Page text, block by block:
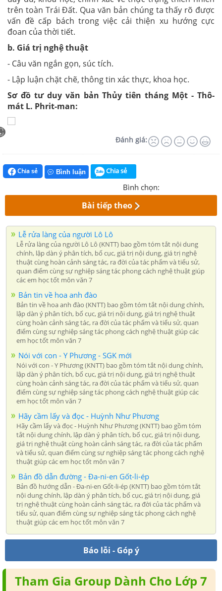
trên toàn Trái Đất. Qua văn bản chúng ta thấy rõ được
vấn đề cấp bách trong việc cải thiện xu hướng cực
đoan của thời tiết.
b. Giá trị nghệ thuật
- Câu văn ngắn gọn, súc tích.
- Lập luận chặt chẽ, thông tin xác thực, khoa học.
Sơ đồ tư duy văn bản Thủy tiên tháng Một - Thô-
mát L. Phrit-man:
Đánh giá:
Chia sẻ Bình luận Chia sẻ
Bình chọn:
Bài tiếp theo
Lễ rửa làng của người Lô Lô
Lễ rửa làng của người Lô Lô (KNTT) bao gồm tóm tắt nội dung
chính, lập dàn ý phân tích, bố cục, giá trị nội dung, giá trị nghệ
thuật cùng hoàn cảnh sáng tác, ra đời của tác phẩm và tiểu sử,
quan điểm cùng sự nghiệp sáng tác phong cách nghệ thuật giúp
các em học tốt môn văn 7
Bản tin về hoa anh đào
Bản tin về hoa anh đào (KNTT) bao gồm tóm tắt nội dung chính,
lập dàn ý phân tích, bố cục, giá trị nội dung, giá trị nghệ thuật
cùng hoàn cảnh sáng tác, ra đời của tác phẩm và tiểu sử, quan
điểm cùng sự nghiệp sáng tác phong cách nghệ thuật giúp các
em học tốt môn văn 7
Nói với con - Y Phương - SGK mới
Nói với con - Y Phương (KNTT) bao gồm tóm tắt nội dung chính,
lập dàn ý phân tích, bố cục, giá trị nội dung, giá trị nghệ thuật
cùng hoàn cảnh sáng tác, ra đời của tác phẩm và tiểu sử, quan
điểm cùng sự nghiệp sáng tác phong cách nghệ thuật giúp các
em học tốt môn văn 7
Hãy cầm lấy và đọc - Huỳnh Như Phương
Hãy cầm lấy và đọc - Huỳnh Như Phương (KNTT) bao gồm tóm
tắt nội dung chính, lập dàn ý phân tích, bố cục, giá trị nội dung,
giá trị nghệ thuật cùng hoàn cảnh sáng tác, ra đời của tác phẩm
và tiểu sử, quan điểm cùng sự nghiệp sáng tác phong cách nghệ
thuật giúp các em học tốt môn văn 7
Bản đồ dẫn đường - Đa-ni-en Gốt-li-ép
Bản đồ hướng dẫn - Đa-ni-en Gốt-li-ép (KNTT) bao gồm tóm tắt
nội dung chính, lập dàn ý phân tích, bố cục, giá trị nội dung, giá
trị nghệ thuật cùng hoàn cảnh sáng tác, ra đời của tác phẩm và
tiểu sử, quan điểm cùng sự nghiệp sáng tác phong cách nghệ
thuật giúp các em học tốt môn văn 7
Báo lỗi - Góp ý
Tham Gia Group Dành Cho Lớp 7